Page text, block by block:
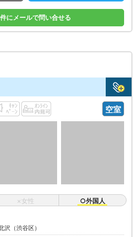
にメールで問い合せる
空室
×女性 ○外国人
沢（渋谷区）